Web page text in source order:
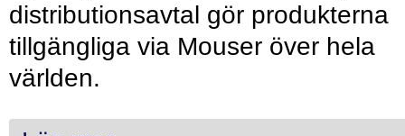
distributionsavtal gör produkterna
tillgängliga via Mouser över hela
världen.